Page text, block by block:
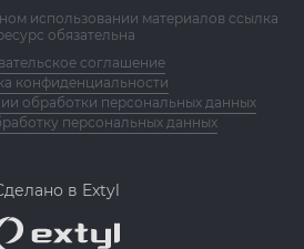
использовании материалов ссылка
обязательна
соглашение
конфиденциальности
обработки персональных данных
персональных данных
в Extyl